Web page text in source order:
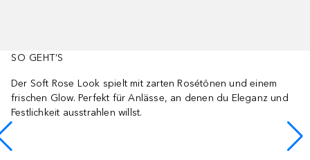
SO GEHT’S
Der Soft Rose Look spielt mit zarten Rosétönen und einem
frischen Glow. Perfekt für Anlässe, an denen du Eleganz und
Festlichkeit ausstrahlen willst.